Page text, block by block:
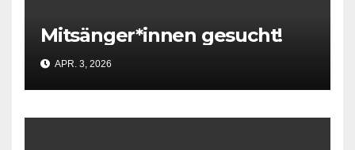
Mitsänger*innen gesucht!
APR. 3, 2026